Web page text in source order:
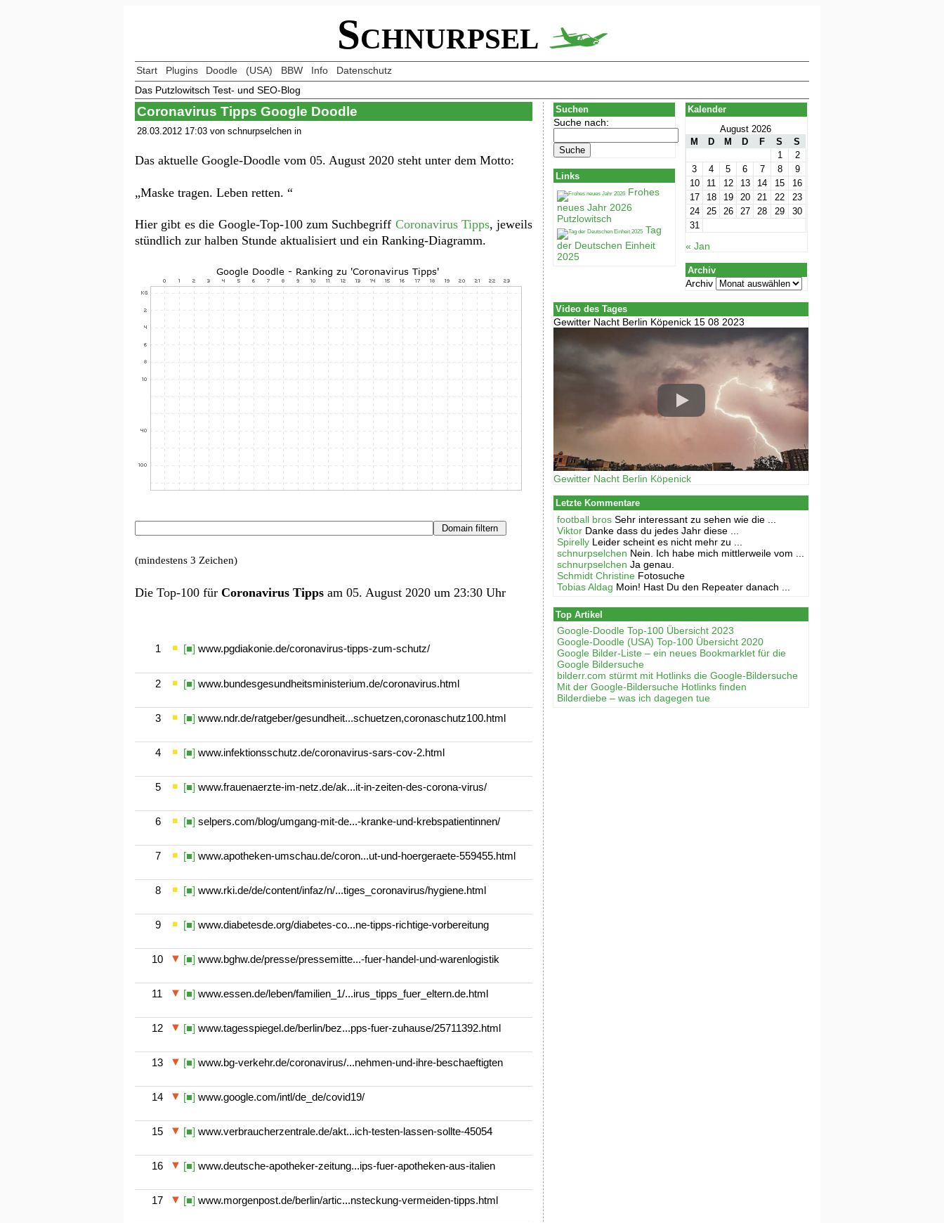
Schnurpsel
Start Plugins Doodle (USA) BBW Info
Datenschutz
Das Putzlowitsch Test- und SEO-Blog
Coronavirus Tipps Google Doodle
28.03.2012 17:03 von schnurpselchen in
Das aktuelle Google-Doodle vom 05. August 2020 steht unter dem Motto:
„Maske tragen. Leben retten. “
Hier gibt es die Google-Top-100 zum Suchbegriff Coronavirus Tipps, jeweils
stündlich zur halben Stunde aktualisiert und ein Ranking-Diagramm.
(mindestens 3 Zeichen)
Die Top-100 für Coronavirus Tipps am 05. August 2020 um 23:30 Uhr
1 [■] www.pgdiakonie.de/coronavirus-tipps-zum-schutz/
2 [■] www.bundesgesundheitsministerium.de/coronavirus.html
3 [■] www.ndr.de/ratgeber/gesundheit...schuetzen,coronaschutz100.html
4 [■] www.infektionsschutz.de/coronavirus-sars-cov-2.html
5 [■] www.frauenaerzte-im-netz.de/ak...it-in-zeiten-des-corona-virus/
6 [■] selpers.com/blog/umgang-mit-de...-kranke-und-krebspatientinnen/
7 [■] www.apotheken-umschau.de/coron...ut-und-hoergeraete-559455.html
8 [■] www.rki.de/de/content/infaz/n/...tiges_coronavirus/hygiene.html
9 [■] www.diabetesde.org/diabetes-co...ne-tipps-richtige-vorbereitung
10 [■] www.bghw.de/presse/pressemitte...-fuer-handel-und-warenlogistik
11 [■] www.essen.de/leben/familien_1/...irus_tipps_fuer_eltern.de.html
12 [■] www.tagesspiegel.de/berlin/bez...pps-fuer-zuhause/25711392.html
13 [■] www.bg-verkehr.de/coronavirus/...nehmen-und-ihre-beschaeftigten
14 [■] www.google.com/intl/de_de/covid19/
15 [■] www.verbraucherzentrale.de/akt...ich-testen-lassen-sollte-45054
16 [■] www.deutsche-apotheker-zeitung...ips-fuer-apotheken-aus-italien
17 [■] www.morgenpost.de/berlin/artic...nsteckung-vermeiden-tipps.html
Suchen
Suche nach:
Links
Frohes
neues Jahr 2026
Putzlowitsch
Tag
der Deutschen Einheit
2025
Kalender
August 2026
M
D M D F S
S
1
2
3
4 5 6 7 8
9
10
11 12 13 14 15
16
17
18 19 20 21 22
23
24
25 26 27 28 29
30
31
« Jan
Archiv
Archiv
Video des Tages
Gewitter Nacht Berlin Köpenick 15 08 2023
Gewitter Nacht Berlin Köpenick
Letzte Kommentare
football bros Sehr interessant zu sehen wie die ...
Viktor Danke dass du jedes Jahr diese ...
Spirelly Leider scheint es nicht mehr zu ...
schnurpselchen Nein. Ich habe mich mittlerweile vom ...
schnurpselchen Ja genau.
Schmidt Christine Fotosuche
Tobias Aldag Moin! Hast Du den Repeater danach ...
Top Artikel
Google-Doodle Top-100 Übersicht 2023
Google-Doodle (USA) Top-100 Übersicht 2020
Google Bilder-Liste – ein neues Bookmarklet für die
Google Bildersuche
bilderr.соm stürmt mit Hotlinks die Google-Bildersuche
Mit der Google-Bildersuche Hotlinks finden
Bilderdiebe – was ich dagegen tue